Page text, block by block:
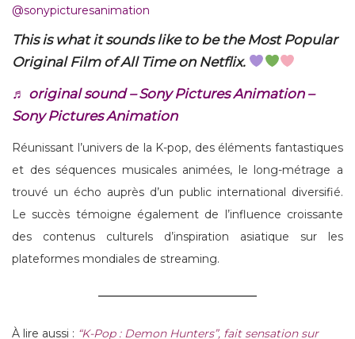
@sonypicturesanimation
This is what it sounds like to be the Most Popular
Original Film of All Time on Netflix.
♬ original sound – Sony Pictures Animation –
Sony Pictures Animation
Réunissant l’univers de la K-pop, des éléments fantastiques
et des séquences musicales animées, le long-métrage a
trouvé un écho auprès d’un public international diversifié.
Le succès témoigne également de l’influence croissante
des contenus culturels d’inspiration asiatique sur les
plateformes mondiales de streaming.
À lire aussi : “K-Pop : Demon Hunters”, fait sensation sur